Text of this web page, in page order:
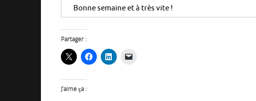
Bonne semaine et à très vite !
Partager :
J’aime ça :